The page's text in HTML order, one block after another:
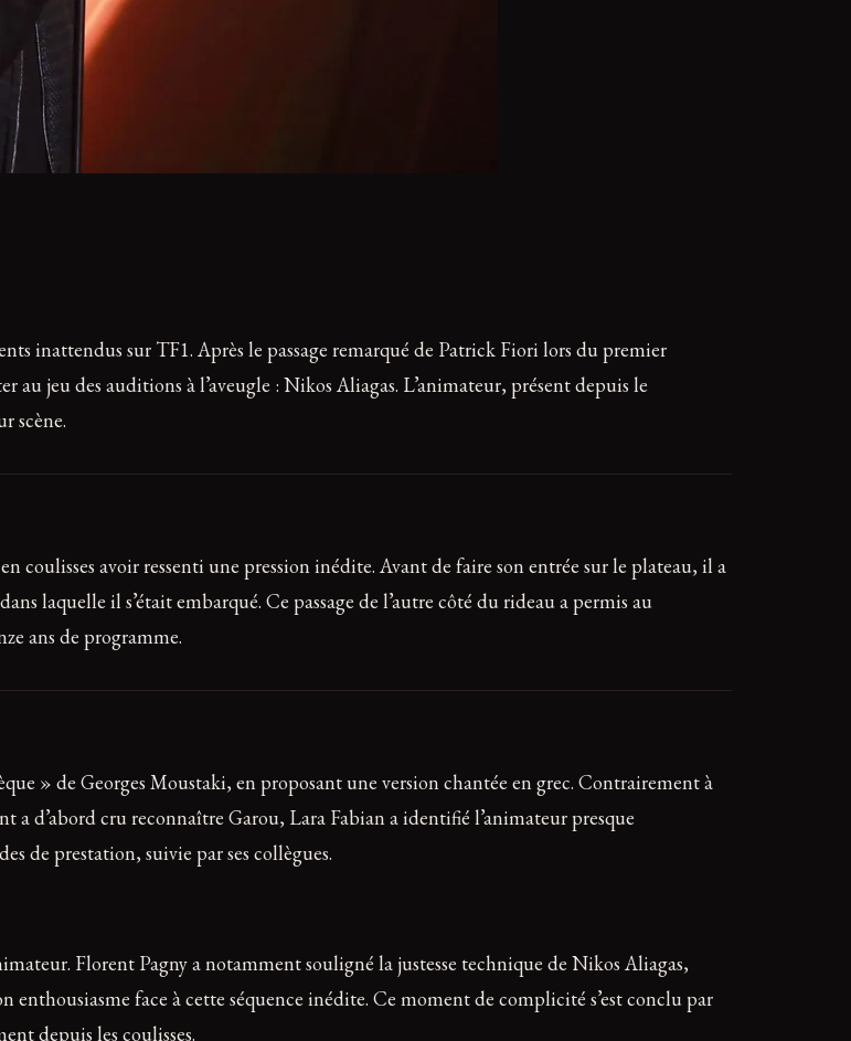
inattendus sur TF1. Après le passage remarqué de Patrick Fiori lors du premier
jeu des auditions à l’aveugle : Nikos Aliagas. L’animateur, présent depuis le
scène.
coulisses avoir ressenti une pression inédite. Avant de faire son entrée sur le plateau, il a
laquelle il s’était embarqué. Ce passage de l’autre côté du rideau a permis au
ans de programme.
» de Georges Moustaki, en proposant une version chantée en grec. Contrairement à
a d’abord cru reconnaître Garou, Lara Fabian a identifié l’animateur presque
de prestation, suivie par ses collègues.
Florent Pagny a notamment souligné la justesse technique de Nikos Aliagas,
face à cette séquence inédite. Ce moment de complicité s’est conclu par
depuis les coulisses.